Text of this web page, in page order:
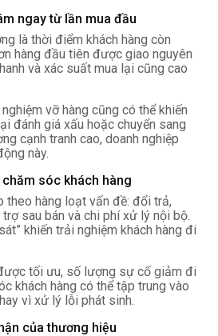
ngay từ lần mua đầu
là thời điểm khách hàng còn
hàng đầu tiên được giao nguyên
và xác suất mua lại cũng cao
vỡ hàng cũng có thể khiến
đánh giá xấu hoặc chuyển sang
cạnh tranh cao, doanh nghiệp
này.
sóc khách hàng
theo hàng loạt vấn đề: đổi trả,
sau bán và chi phí xử lý nội bộ.
khiến trải nghiệm khách hàng đi
tối ưu, số lượng sự cố giảm đi
khách hàng có thể tập trung vào
vì xử lý lỗi phát sinh.
của thương hiệu